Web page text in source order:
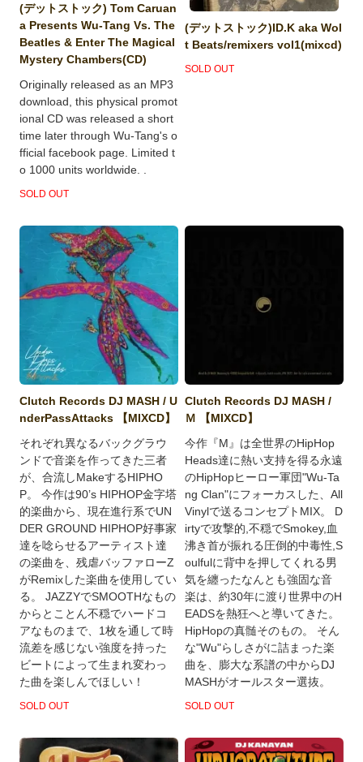
(デットストック) Tom Caruan
a Presents Wu-Tang Vs. The
Beatles & Enter The Magical
Mystery Chambers(CD)
Originally released as an MP3
download, this physical promot
ional CD was released a short
time later through Wu-Tang's o
fficial facebook page. Limited t
o 1000 units worldwide. .
SOLD OUT
(デットストック)ID.K aka Wol
t Beats/remixers vol1(mixcd)
SOLD OUT
Clutch Records DJ MASH / U
nderPassAttacks 【MIXCD】
それぞれ異なるバックグラウ
ンドで音楽を作ってきた三者
が、合流しMakeするHIPHO
P。 今作は90’s HIPHOP金字塔
的楽曲から、現在進行系でUN
DER GROUND HIPHOP好事家
達を唸らせるアーティスト達
の楽曲を、残虐バッファローZ
がRemixした楽曲を使用してい
る。 JAZZYでSMOOTHなもの
からとことん不穏でハードコ
アなものまで、1枚を通して時
流差を感じない強度を持った
ビートによって生まれ変わっ
た曲を楽しんでほしい！
SOLD OUT
Clutch Records DJ MASH /
Ｍ 【MIXCD】
今作『M』は全世界のHipHop
Heads達に熱い支持を得る永遠
のHipHopヒーロー軍団"Wu-Ta
ng Clan"にフォーカスした、All
Vinylで送るコンセプトMIX。 D
irtyで攻撃的,不穏でSmokey,血
沸き首が振れる圧倒的中毒性,S
oulfulに背中を押してくれる男
気を纏ったなんとも強固な音
楽は、約30年に渡り世界中のH
EADSを熱狂へと導いてきた。
HipHopの真髄そのもの。 そん
な"Wu"らしさがに詰まった楽
曲を、膨大な系譜の中からDJ
MASHがオールスター選抜。
SOLD OUT